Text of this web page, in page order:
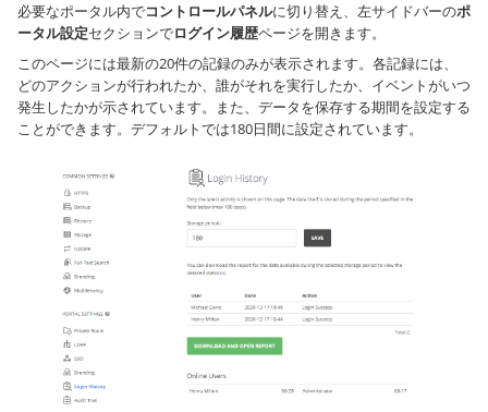
必要なポータル内でコントロールパネルに切り替え、左サイドバーのポ
ータル設定セクションでログイン履歴ページを開きます。
このページには最新の20件の記録のみが表示されます。各記録には、
どのアクションが行われたか、誰がそれを実行したか、イベントがいつ
発生したかが示されています。また、データを保存する期間を設定する
ことができます。デフォルトでは180日間に設定されています。